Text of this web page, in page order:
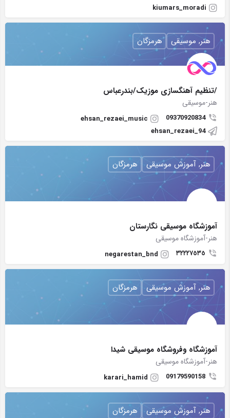
kiumars_moradi
/تنظیم آهنگسازی موزیک/بندرعباس
هنر-موسیقی
09370920834
ehsan_rezaei_music
ehsan_rezaei_94
هنر, موسیقی هرمزگان
آموزشگاه موسیقی نگارستان
هنر-آموزشگاه موسیقی
٣٢٢٢٧٥٣٥ negarestan_bnd
هنر, آموزش موسیقی هرمزگان
آموزشگاه وفروشگاه موسیقی شیدا
هنر-آموزشگاه موسیقی
09179590158
karari_hamid
هنر, آموزش موسیقی هرمزگان
هنر, آموزش موسیقی هرمزگان